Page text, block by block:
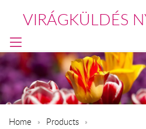
VIRÁGKÜLDÉS
Home Products